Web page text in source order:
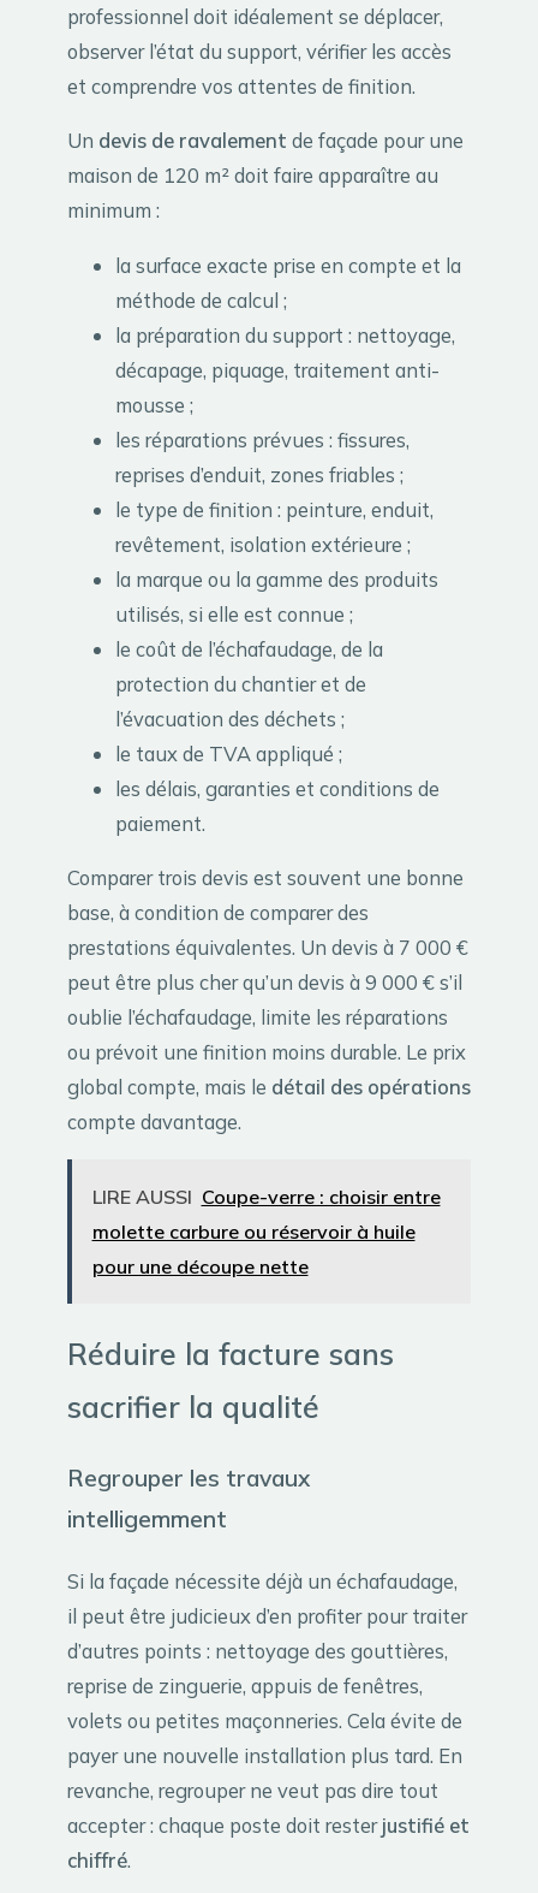
professionnel doit idéalement se déplacer,
observer l’état du support, vérifier les accès
et comprendre vos attentes de finition.
Un devis de ravalement de façade pour une
maison de 120 m² doit faire apparaître au
minimum :
la surface exacte prise en compte et la
méthode de calcul ;
la préparation du support : nettoyage,
décapage, piquage, traitement anti-
mousse ;
les réparations prévues : fissures,
reprises d’enduit, zones friables ;
le type de finition : peinture, enduit,
revêtement, isolation extérieure ;
la marque ou la gamme des produits
utilisés, si elle est connue ;
le coût de l’échafaudage, de la
protection du chantier et de
l’évacuation des déchets ;
le taux de TVA appliqué ;
les délais, garanties et conditions de
paiement.
Comparer trois devis est souvent une bonne
base, à condition de comparer des
prestations équivalentes. Un devis à 7 000 €
peut être plus cher qu’un devis à 9 000 € s’il
oublie l’échafaudage, limite les réparations
ou prévoit une finition moins durable. Le prix
global compte, mais le détail des opérations
compte davantage.
LIRE AUSSI Coupe-verre : choisir entre
molette carbure ou réservoir à huile
pour une découpe nette
Réduire la facture sans
sacrifier la qualité
Regrouper les travaux
intelligemment
Si la façade nécessite déjà un échafaudage,
il peut être judicieux d’en profiter pour traiter
d’autres points : nettoyage des gouttières,
reprise de zinguerie, appuis de fenêtres,
volets ou petites maçonneries. Cela évite de
payer une nouvelle installation plus tard. En
revanche, regrouper ne veut pas dire tout
accepter : chaque poste doit resterjustifié et
chiffré.